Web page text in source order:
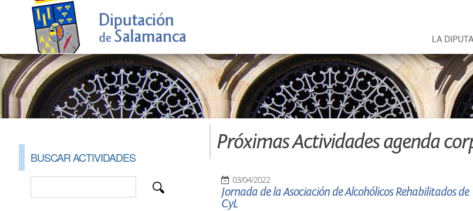
LA
BUSCAR ACTIVIDADES
Próximas Actividades agenda
03/04/2022
Jornada de la Asociación de Alcohólicos Rehabilitados de
CyL